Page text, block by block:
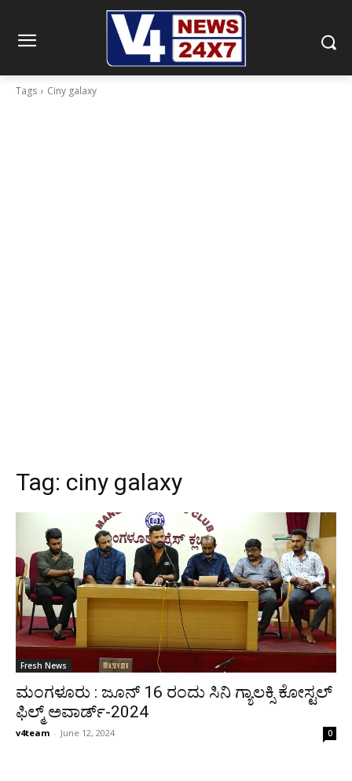
Tags Ciny galaxy
Tag: ciny galaxy
Fresh News
ಮಂಗಳೂರು : ಜೂನ್ 16 ರಂದು ಸಿನಿ ಗ್ಯಾಲಕ್ಸಿ ಕೋಸ್ಟಲ್
ಫಿಲ್ಮ್ ಅವಾರ್ಡ್-2024
v4team - June 12, 2024 0